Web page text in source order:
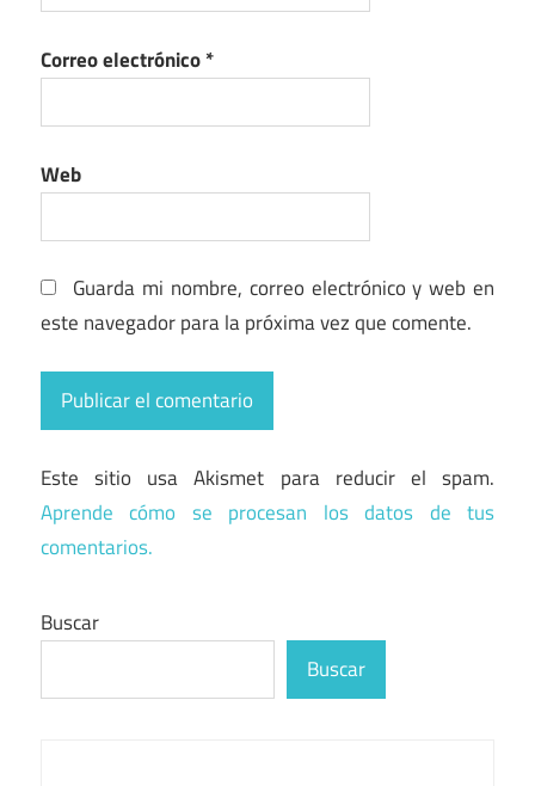
Correo electrónico*
Web
Guarda mi nombre, correo electrónico y web en
este navegador para la próxima vez que comente.
Este sitio usa Akismet para reducir el spam.
Aprende cómo se procesan los datos de tus
comentarios.
Buscar
Buscar